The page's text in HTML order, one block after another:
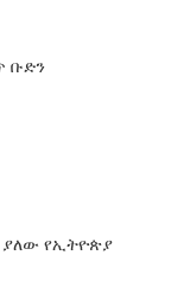
ቡድን
ያለው የኢትዮጵያ